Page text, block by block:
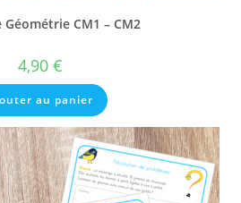
Géométrie CM1 – CM2
4,90 €
au panier